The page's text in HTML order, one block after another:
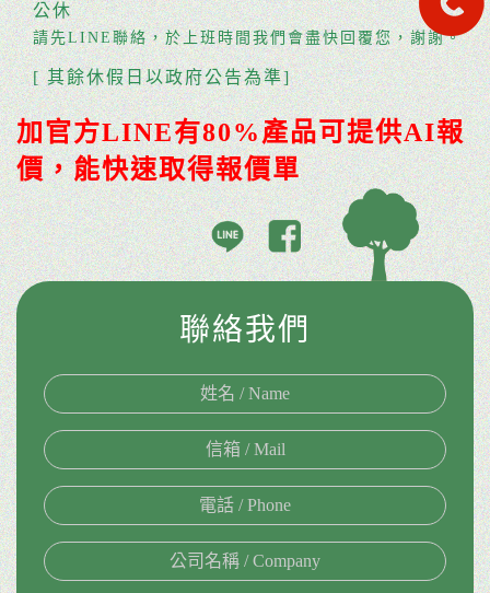
公休
請先LINE聯絡，於上班時間我們會盡快回覆您，謝謝。
[ 其餘休假日以政府公告為準]
加官方LINE有80%產品可提供AI報
價，能快速取得報價單
聯絡我們